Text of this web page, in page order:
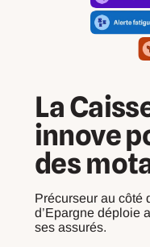
La
innove
des
Précurseur au côté
d’Epargne déploie
ses assurés.